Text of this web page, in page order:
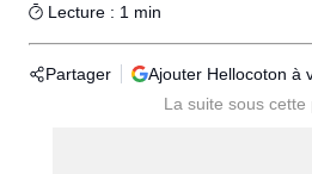
Lecture : 1 min
Partager Ajouter Hellocoton à